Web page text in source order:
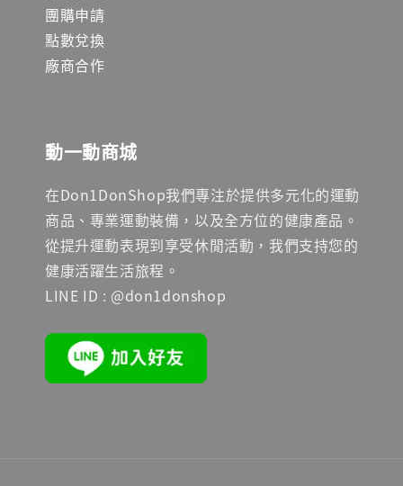
團購申請
點數兌換
廠商合作
動一動商城
在Don1DonShop我們專注於提供多元化的運動
商品、專業運動裝備，以及全方位的健康產品。
從提升運動表現到享受休閒活動，我們支持您的
健康活躍生活旅程。
LINE ID : @don1donshop